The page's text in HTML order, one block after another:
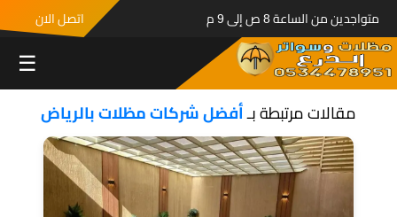
متواجدين من الساعة 8 ص إلى 9 م اتصل الان
☰
مقالات مرتبطة بـأفضل شركات مظلات بالرياض